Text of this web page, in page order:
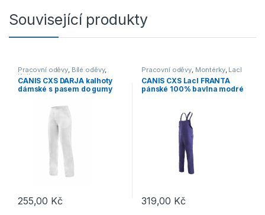
Související produkty
Pracovní oděvy, Bílé oděvy,
Kalhoty
CANIS CXS DARJA kalhoty
dámské s pasem do gumy
255,00 Kč
Tento produkt má více variant. Možnosti lze vybrat na stránce
Pracovní oděvy, Montérky, Lacl
CANIS CXS Lacl FRANTA
pánské 100% bavlna modré
319,00 Kč
Tento produkt má více